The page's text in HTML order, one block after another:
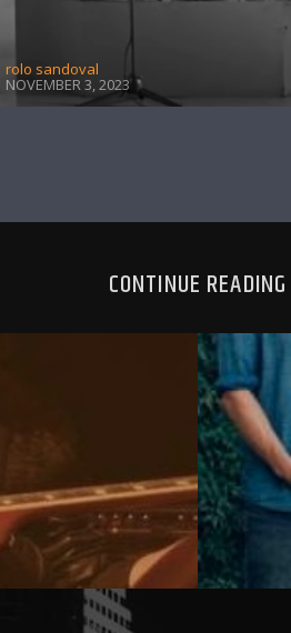
rolo sandoval
NOVEMBER 3, 2023
CONTINUE READING